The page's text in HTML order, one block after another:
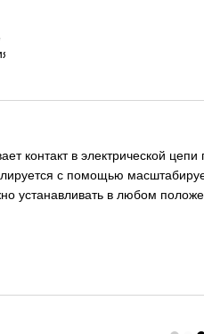
контакт в электрической цепи
с помощью
устанавливать в любом